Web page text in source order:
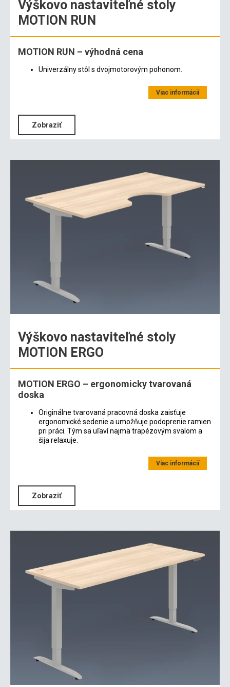
Výškovo nastaviteľné stoly
MOTION RUN
MOTION RUN – výhodná cena
Univerzálny stôl s dvojmotorovým pohonom.
Viac informácií
Zobraziť
Výškovo nastaviteľné stoly
MOTION ERGO
MOTION ERGO – ergonomicky tvarovaná
doska
Originálne tvarovaná pracovná doska zaisťuje
ergonomické sedenie a umožňuje podoprenie ramien
pri práci. Tým sa uľaví najmä trapézovým svalom a
šija relaxuje.
Viac informácií
Zobraziť